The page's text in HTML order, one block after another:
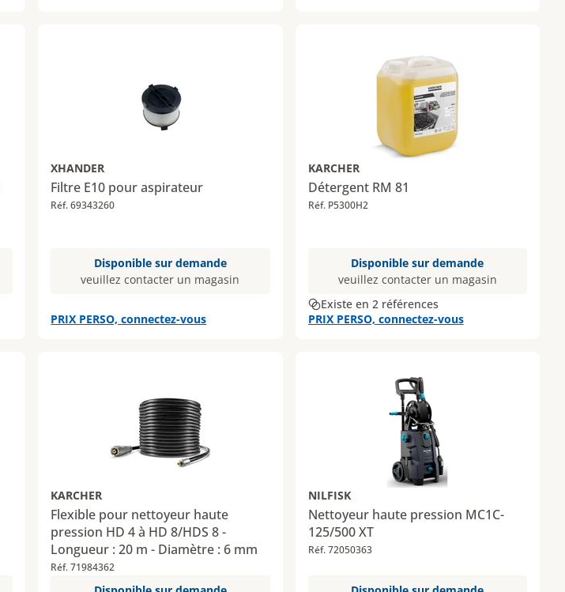
XHANDER
Filtre E10 pour aspirateur
Réf. 69343260
Disponible sur demande
veuillez contacter un magasin
PRIX PERSO, connectez-vous
KARCHER
Détergent RM 81
Réf. P5300H2
Disponible sur demande
veuillez contacter un magasin
Existe en 2 références
PRIX PERSO, connectez-vous
KARCHER
Flexible pour nettoyeur haute
pression HD 4 à HD 8/HDS 8 -
Longueur : 20 m - Diamètre : 6 mm
Réf. 71984362
NILFISK
Nettoyeur haute pression MC1C-
125/500 XT
Réf. 72050363